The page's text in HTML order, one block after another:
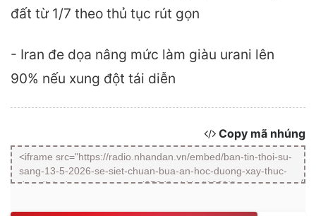
đất từ 1/7 theo thủ tục rút gọn
- Iran đe dọa nâng mức làm giàu urani lên
90% nếu xung đột tái diễn
Copy mã nhúng